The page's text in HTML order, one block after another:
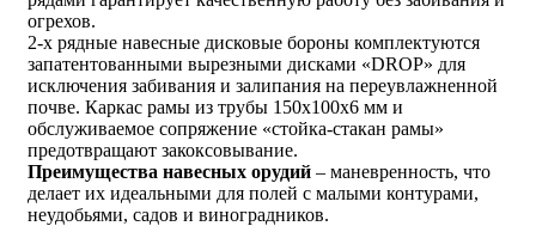
огрехов.
2-х рядные навесные дисковые бороны комплектуются
запатентованными вырезными дисками «DROP» для
исключения забивания и залипания на переувлажненной
почве. Каркас рамы из трубы 150х100х6 мм и
обслуживаемое сопряжение «стойка-стакан рамы»
предотвращают закоксовывание.
Преимущества навесных орудий – маневренность, что
делает их идеальными для полей с малыми контурами,
неудобьями, садов и виноградников.